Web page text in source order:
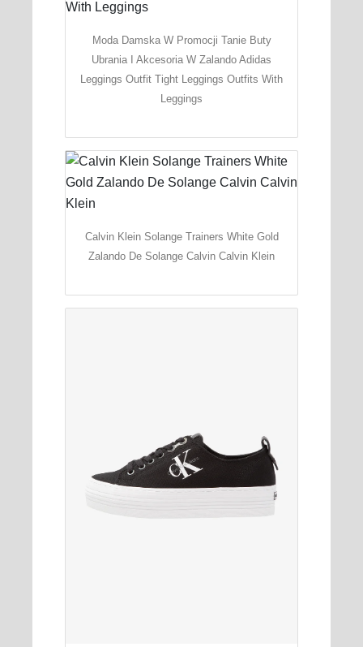
Moda Damska W Promocji Tanie Buty
Ubrania I Akcesoria W Zalando Adidas
Leggings Outfit Tight Leggings Outfits With
Leggings
Calvin Klein Solange Trainers White Gold
Zalando De Solange Calvin Calvin Klein